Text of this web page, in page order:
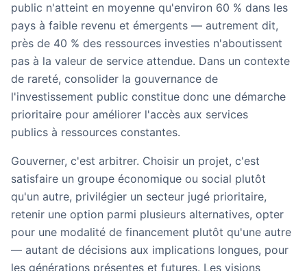
public n'atteint en moyenne qu'environ 60 % dans les
pays à faible revenu et émergents — autrement dit,
près de 40 % des ressources investies n'aboutissent
pas à la valeur de service attendue. Dans un contexte
de rareté, consolider la gouvernance de
l'investissement public constitue donc une démarche
prioritaire pour améliorer l'accès aux services
publics à ressources constantes.
Gouverner, c'est arbitrer. Choisir un projet, c'est
satisfaire un groupe économique ou social plutôt
qu'un autre, privilégier un secteur jugé prioritaire,
retenir une option parmi plusieurs alternatives, opter
pour une modalité de financement plutôt qu'une autre
— autant de décisions aux implications longues, pour
les générations présentes et futures. Les visions